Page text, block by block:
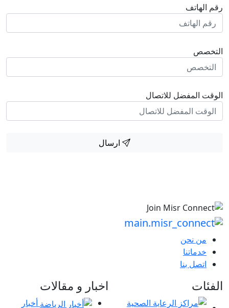
رقم الهاتف
التخصص
الوقت المفضل للاتصال
ارسال
من نحن
خدماتنا
اتصل بنا
الفئات اخبار و مقالات
أخبار